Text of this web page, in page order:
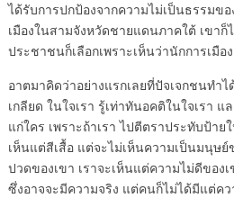
ได้รับการปกป้องจากความไม่เป็นธรรมข
เมืองในสามจังหวัดชายแดนภาคใต้ เขาก็
ประชาชนก็เลือกเพราะเห็นว่านักการเมือ
อาตมาคิดว่าอย่างแรกเลยที่ปัจเจกชนทำ
เกลียด ในใจเรา รู้เท่าทันอคติในใจเรา
แก่ใคร เพราะถ้าเรา ไปตีตราประทับป้าย
เห็นแต่สีเสื้อ แต่จะไม่เห็นความเป็นมนุษย์
ปวดของเขา เราจะเห็นแต่ความไม่ดีของ
ซึ่งอาจจะมีความจริง แต่คนก็ไม่ได้มีแต่ค